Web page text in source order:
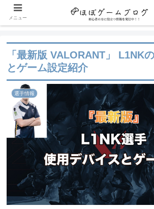
「最新版 VALORANT」 L1NK
とゲーム設定紹介
選手情報
メニュー